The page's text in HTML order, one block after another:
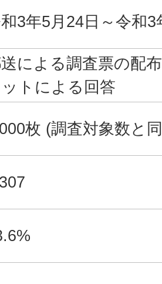
3年5月24日～令和3
による調査票の配
トによる回答
枚 (調査対象数と